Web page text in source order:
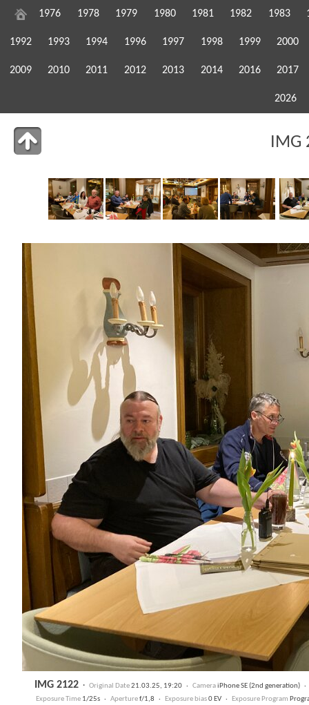
1976 1978 1979 1980 1981 1982 1983
1992 1993 1994 1996 1997 1998 1999 2000
2009 2010 2011 2012 2013 2014 2016 2017
2026
IMG
IMG 2122· Original Date21.03.25, 19:20 · CameraiPhone SE (2nd generation)
Exposure Time 1/25s · Aperturef/1,8 · Exposure bias0 EV · Exposure Program